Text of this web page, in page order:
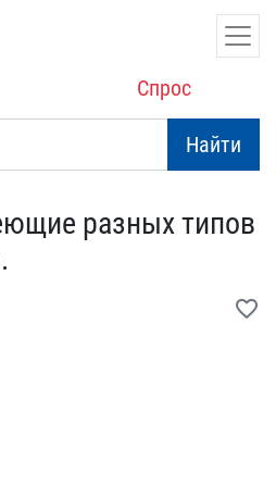
Спрос
Найти
разных​ типов
favorite_border